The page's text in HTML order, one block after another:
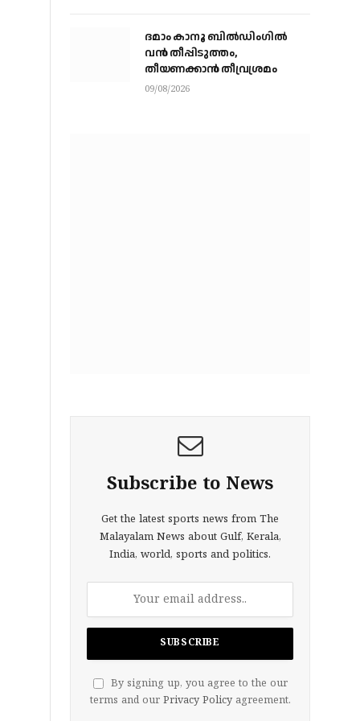
ദമാം കാനൂ ബിൽഡിംഗിൽ
വൻ തീപ്പിടുത്തം,
തീയണക്കാൻ തീവ്രശ്രമം
09/08/2026
Subscribe to News
Get the latest sports news from The
Malayalam News about Gulf, Kerala,
India, world, sports and politics.
By signing up, you agree to the our
terms and our Privacy Policyagreement.